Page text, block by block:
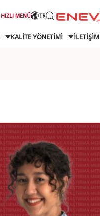
HIZLI MENÜ TR
KALİTE YÖNETİMİ İLETİŞİM